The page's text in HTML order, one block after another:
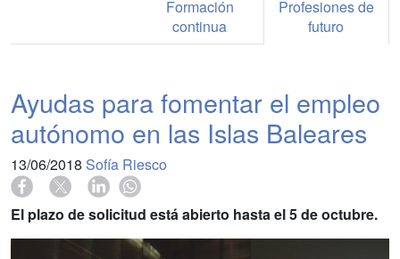
Formación
continua
Profesiones de
futuro
Ayudas para fomentar el empleo
autónomo en las Islas Baleares
13/06/2018 Sofía Riesco
El plazo de solicitud está abierto hasta el 5 de octubre.